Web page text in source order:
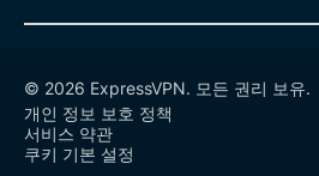
© 2026 ExpressVPN. 모든 권리 보유.
개인 정보 보호 정책
서비스 약관
쿠키 기본 설정